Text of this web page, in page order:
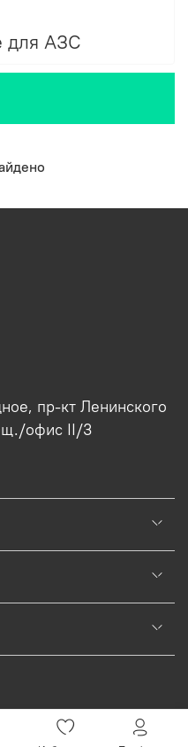
для АЗС
пр-кт Ленинского
офис II/3